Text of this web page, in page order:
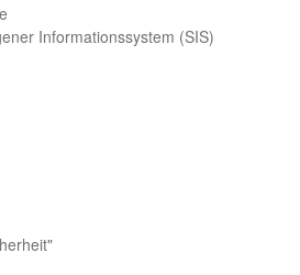
Informationssystem (SIS)